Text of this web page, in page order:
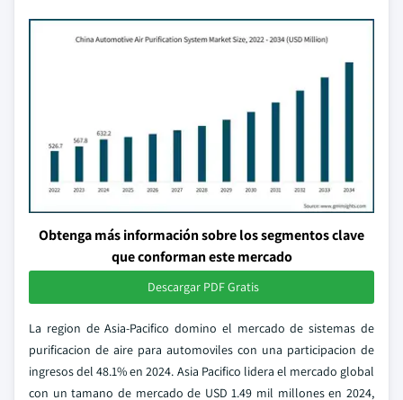
Obtenga más información sobre los segmentos clave
que conforman este mercado
Descargar PDF Gratis
La region de Asia-Pacifico domino el mercado de sistemas de
purificacion de aire para automoviles con una participacion de
ingresos del 48.1% en 2024. Asia Pacifico lidera el mercado global
con un tamano de mercado de USD 1.49 mil millones en 2024,